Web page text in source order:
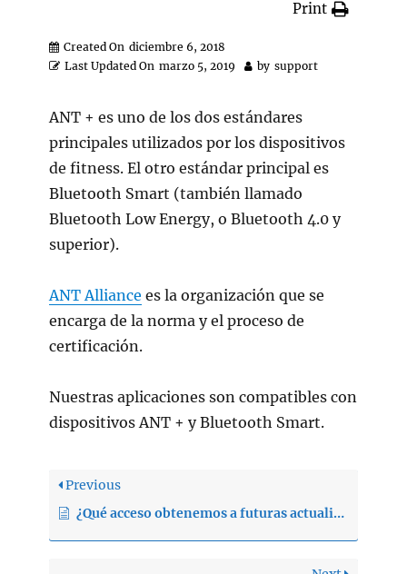
Print
Created On diciembre 6, 2018
Last Updated On marzo 5, 2019 by support
ANT + es uno de los dos estándares
principales utilizados por los dispositivos
de fitness. El otro estándar principal es
Bluetooth Smart (también llamado
Bluetooth Low Energy, o Bluetooth 4.0 y
superior).
ANT Alliance es la organización que se
encarga de la norma y el proceso de
certificación.
Nuestras aplicaciones son compatibles con
dispositivos ANT + y Bluetooth Smart.
Previous
¿Qué acceso obtenemos a futuras actualizaciones de software?